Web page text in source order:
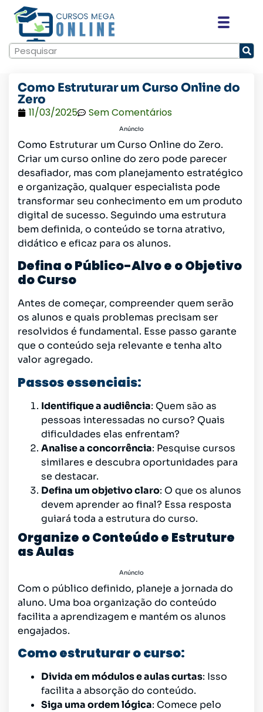
Como Estruturar um Curso Online do
Zero
11/03/2025 Sem Comentários
Anúncio
Como Estruturar um Curso Online do Zero.
Criar um curso online do zero pode parecer
desafiador, mas com planejamento estratégico
e organização, qualquer especialista pode
transformar seu conhecimento em um produto
digital de sucesso. Seguindo uma estrutura
bem definida, o conteúdo se torna atrativo,
didático e eficaz para os alunos.
Defina o Público-Alvo e o Objetivo
do Curso
Antes de começar, compreender quem serão
os alunos e quais problemas precisam ser
resolvidos é fundamental. Esse passo garante
que o conteúdo seja relevante e tenha alto
valor agregado.
Passos essenciais:
Identifique a audiência: Quem são as
pessoas interessadas no curso? Quais
dificuldades elas enfrentam?
Analise a concorrência: Pesquise cursos
similares e descubra oportunidades para
se destacar.
Defina um objetivo claro: O que os alunos
devem aprender ao final? Essa resposta
guiará toda a estrutura do curso.
Organize o Conteúdo e Estruture
as Aulas
Anúncio
Com o público definido, planeje a jornada do
aluno. Uma boa organização do conteúdo
facilita a aprendizagem e mantém os alunos
engajados.
Como estruturar o curso:
Divida em módulos e aulas curtas: Isso
facilita a absorção do conteúdo.
Siga uma ordem lógica: Comece pelo